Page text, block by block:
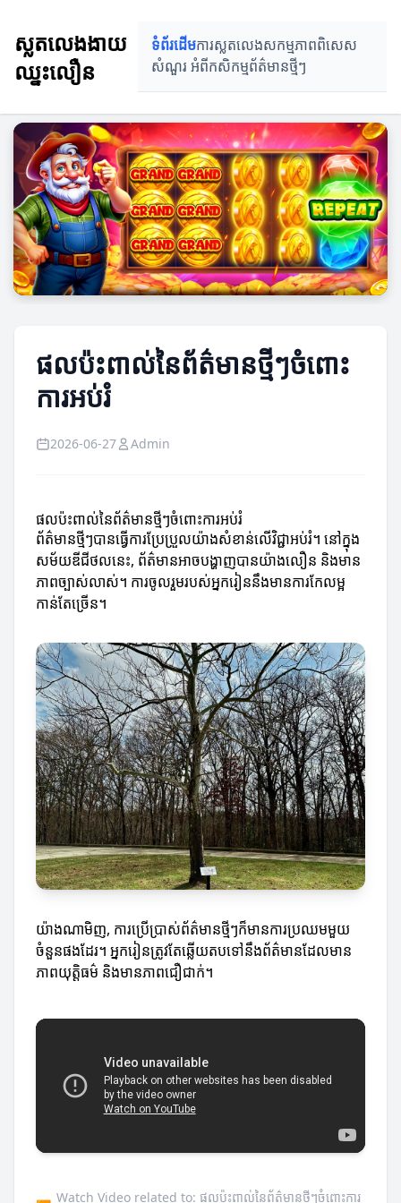
ស្លតលេងងាយ
ឈ្នះលឿន
ទំព័រដើមការស្លតលេងសកម្មភាពពិសេស
សំណួរ អំពីកសិកម្មព័ត៌មានថ្មីៗ
ផលប៉ះពាល់នៃព័ត៌មានថ្មីៗចំពោះ
ការអប់រំ
2026-06-27 Admin
ផលប៉ះពាល់នៃព័ត៌មានថ្មីៗចំពោះការអប់រំ
ព័ត៌មានថ្មីៗបានធ្វើការប្រែប្រួលយ៉ាងសំខាន់លើវិជ្ជាអប់រំ។ នៅក្នុង
សម័យឌីជីថលនេះ, ព័ត៌មានអាចបង្ហាញបានយ៉ាងលឿន និងមាន
ភាពច្បាស់លាស់។ ការចូលរួមរបស់អ្នករៀននឹងមានការកែលម្អ
កាន់តែច្រើន។
យ៉ាងណាមិញ, ការប្រើប្រាស់ព័ត៌មានថ្មីៗក៏មានការប្រឈមមួយ
ចំនួនផងដែរ។ អ្នករៀនត្រូវតែឆ្លើយតបទៅនឹងព័ត៌មានដែលមាន
ភាពយុត្តិធម៌ និងមានភាពជឿជាក់។
Watch Video related to: ផលប៉ះពាល់នៃព័ត៌មានថ្មីៗចំពោះការ